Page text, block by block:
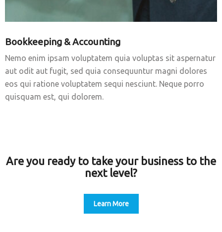
Bookkeeping & Accounting
Nemo enim ipsam voluptatem quia voluptas sit aspernatur
aut odit aut fugit, sed quia consequuntur magni dolores
eos qui ratione voluptatem sequi nesciunt. Neque porro
quisquam est, qui dolorem.
Are you ready to take your business to the
next level?
Learn More